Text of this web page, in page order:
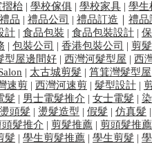
摺枱 | 學校傢俱 | 學校家具 | 學生
品 | 禮品公司 | 禮品訂造 禮品
計 | 食品包裝 | 食品包裝設計 |
| 包裝公司 | 香港包裝公司 | 剪髮
型屋邊間好 | 西灣河髮型屋 | 西
| 太古城剪髮 | 筲箕灣髮型屋
速剪 | 西灣河速剪 | 髮型設計 |
髮 | 男士電髮推介 | 女士電髮 |
燙頭髮 | 燙髮造型​ | 假髮 | 仿真髮 |
頭髮推介 | 剪髮推薦 | 剪頭髮推薦
髮 | 學生剪髮推薦 | 學生剪髮 |